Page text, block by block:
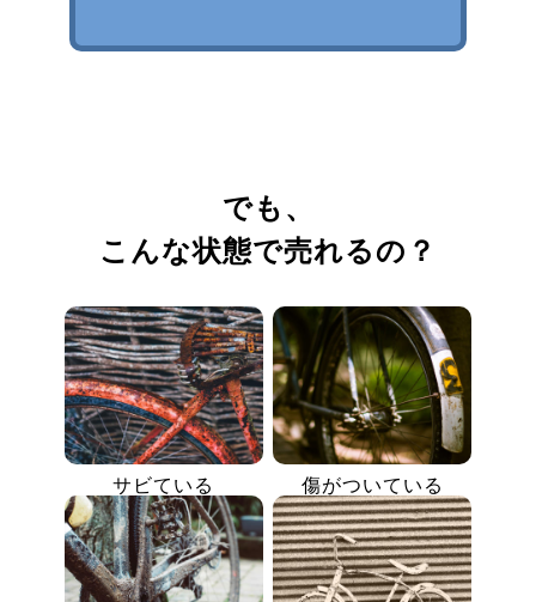
でも、
こんな状態で売れるの？
サビている 傷がついている